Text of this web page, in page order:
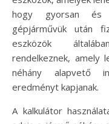
hogy gyorsan és
gépjárművük után
eszközök
rendelkeznek, amely
néhány alapvető
eredményt kapjanak.
A kalkulátor